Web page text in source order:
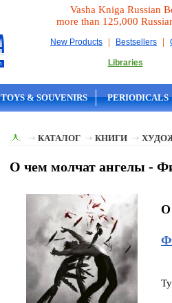
Vasha Kniga Russian
more than 125,000
New Products | Bestsellers |
Libraries
TOYS & SOUVENIRS PERIODICALS
КАТАЛОГ КНИГИ
О чем молчат ангелы -